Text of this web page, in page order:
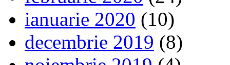
ianuarie 2020 (10)
decembrie 2019 (8)